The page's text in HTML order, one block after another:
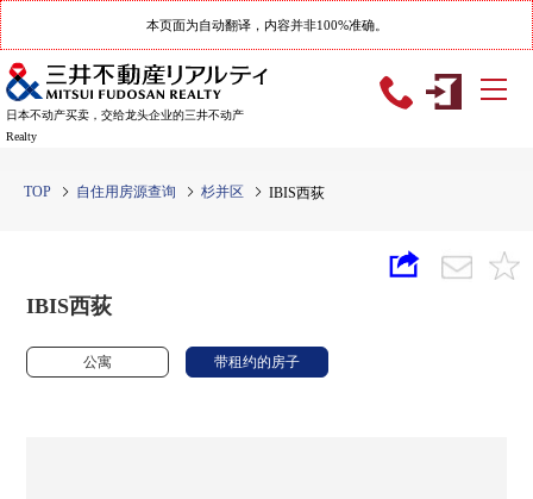
本页面为自动翻译，内容并非100%准确。
日本不动产买卖，交给龙头企业的三井不动产
Realty
TOP 自住用房源查询 杉并区 IBIS西荻
IBIS西荻
公寓 带租约的房子